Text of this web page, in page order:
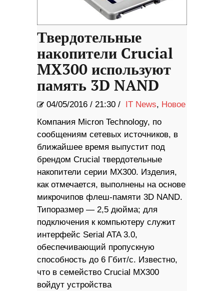
Твердотельные
накопители Crucial
MX300 используют
память 3D NAND
04/05/2016 / 21:30 / IT News, Новое
Компания Micron Technology, по
сообщениям сетевых источников, в
ближайшее время выпустит под
брендом Crucial твердотельные
накопители серии MX300. Изделия,
как отмечается, выполнены на основе
микрочипов флеш-памяти 3D NAND.
Типоразмер — 2,5 дюйма; для
подключения к компьютеру служит
интерфейс Serial ATA 3.0,
обеспечивающий пропускную
способность до 6 Гбит/с. Известно,
что в семейство Crucial MX300
войдут устройства